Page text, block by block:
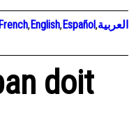
,English,Español,العربية
doit